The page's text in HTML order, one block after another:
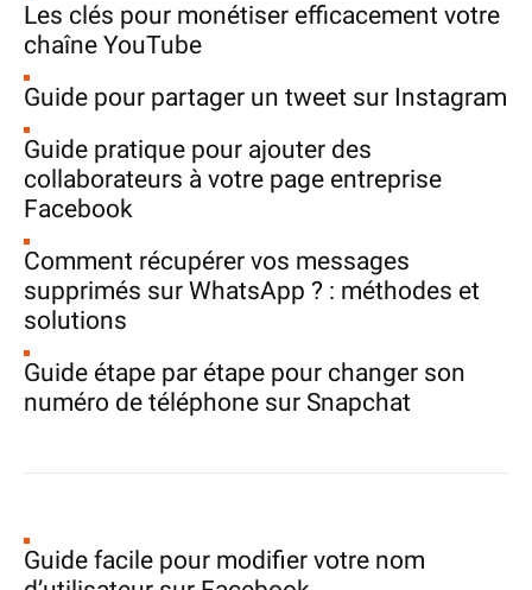
Les clés pour monétiser efficacement votre
chaîne YouTube
Guide pour partager un tweet sur Instagram
Guide pratique pour ajouter des
collaborateurs à votre page entreprise
Facebook
Comment récupérer vos messages
supprimés sur WhatsApp ? : méthodes et
solutions
Guide étape par étape pour changer son
numéro de téléphone sur Snapchat
Guide facile pour modifier votre nom